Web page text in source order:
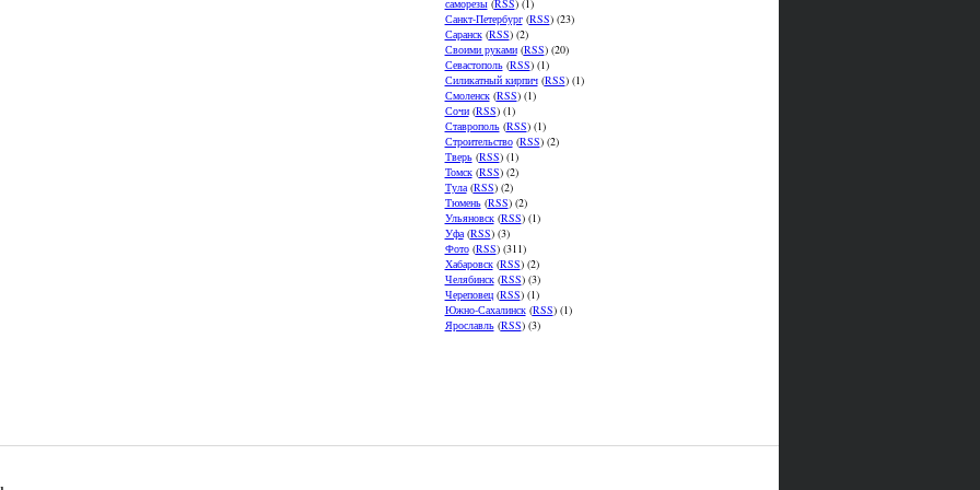
Санкт-Петербург(RSS) (23)
Саранск(RSS) (2)
Своими руками(RSS) (20)
Севастополь(RSS) (1)
Силикатный кирпич(RSS) (1)
Смоленск(RSS) (1)
Сочи(RSS) (1)
Ставрополь(RSS) (1)
Строительство(RSS) (2)
Тверь(RSS) (1)
Томск(RSS) (2)
Тула(RSS) (2)
Тюмень(RSS) (2)
Ульяновск(RSS) (1)
Уфа(RSS) (3)
Фото(RSS) (311)
Хабаровск(RSS) (2)
Челябинск(RSS) (3)
Череповец(RSS) (1)
Южно-Сахалинск(RSS) (1)
Ярославль(RSS) (3)